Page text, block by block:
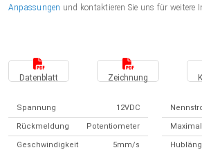
Suomi (EUR)
Anpassungen und kontaktieren Sie uns für weitere
Datenblatt Zeichnung
Spannung 12VDC
Rückmeldung Potentiometer
Geschwindigkeit
5mm/s